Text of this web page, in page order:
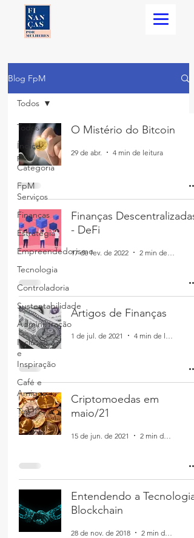
Blog FpM
Todos
Índice
por
Categoria
FpM
Serviços
Finanças
Estratégia
Empreendedorismo
Tecnologia
Controladoria
Sustentabilidade
Administração
Inclusão
e
Inspiração
Café e
Amigos
Top 12
Todos
O Mistério do Bitcoin
29 de abr. 4 min de leitura
Finanças Descentralizadas
- DeFi
17 de fev. de 2022
Artigos de Finanças
1 de jul. de 2021
Criptomoedas em
maio/21
15 de jun. de 2021
Entendendo a Tecnologia
Blockchain
28 de nov. de 2018